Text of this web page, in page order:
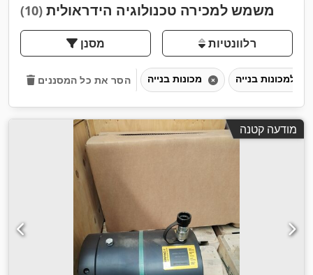
משמש למכירה טכנולוגיה הידראולית (10)
מסנן רלוונטיות
הסר את כל המסננים
מודעה קטנה